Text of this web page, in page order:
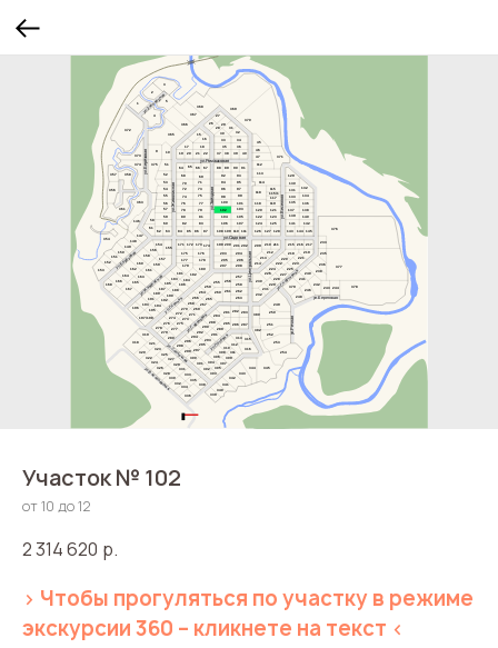
Участок № 102
от 10 до 12
2 314 620 р.
> Чтобы прогуляться по участку в режиме
экскурсии 360 – кликнете на текст <